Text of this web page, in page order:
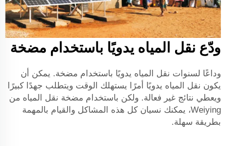
ودّع نقل المياه يدويًا باستخدام مضخة
وداعًا لسنوات نقل المياه يدويًا باستخدام مضخة. يمكن أن
يكون نقل المياه يدويًا أمرًا يستهلك الوقت ويتطلب جهدًا كبيرًا
ويعطي نتائج غير فعالة. ولكن باستخدام مضخة نقل المياه من
Weiying، يمكنك نسيان كل هذه المشاكل والقيام بالمهمة
بطريقة سهلة.